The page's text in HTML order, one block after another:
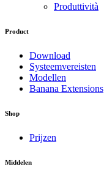
Produttività
Product
Download
Systeemvereisten
Modellen
Banana Extensions
Shop
Prijzen
Middelen